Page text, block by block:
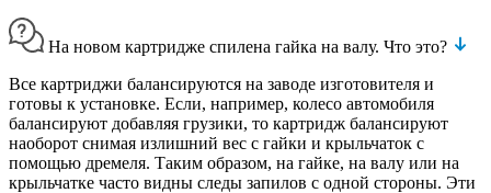
На новом картридже спилена гайка на валу. Что это?
Все картриджи балансируются на заводе изготовителя и
готовы к установке. Если, например, колесо автомобиля
балансируют добавляя грузики, то картридж балансируют
наоборот снимая излишний вес с гайки и крыльчаток с
помощью дремеля. Таким образом, на гайке, на валу или на
крыльчатке часто видны следы запилов с одной стороны. Эти